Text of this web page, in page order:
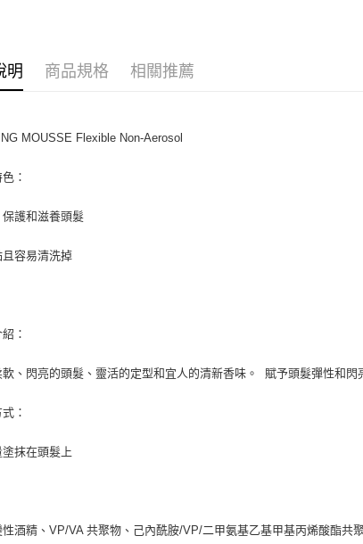
每
明 商品規格 相關推薦
MOUSSE Flexible Non-Aerosol
：
保護和滋養頭髮
且容易清洗掉
：
軟、閃亮的頭髮、靈活的定型和宜人的清新香味。 賦予頭髮彈性和閃
：
抹在頭髮上
性酒精、VP/VA 共聚物、己內酰胺/VP/二甲氨基乙基甲基丙烯酸酯共